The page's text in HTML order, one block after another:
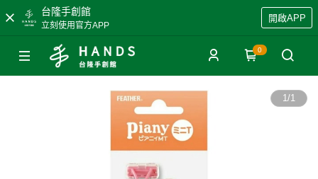
台隆手創館
立刻使用官方APP
開啟APP
0
1/1